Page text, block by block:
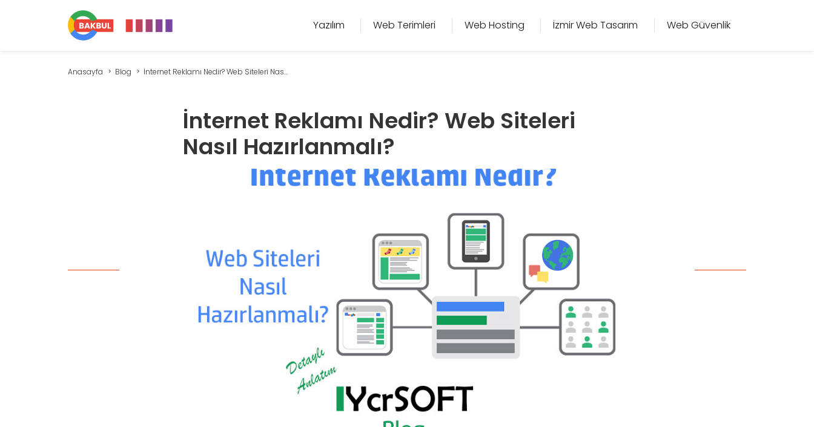
Yazılım Web Terimleri Web Hosting İzmir Web Tasarım Web Güvenlik
Anasayfa Blog İnternet Reklamı Nedir? Web Siteleri Nas...
İnternet Reklamı Nedir? Web Siteleri
Nasıl Hazırlanmalı?